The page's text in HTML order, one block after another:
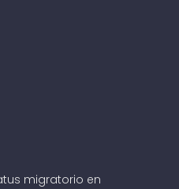
migratorio en